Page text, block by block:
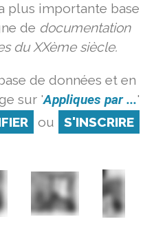
plus importante base
de documentation
du XXème siècle.
de données et en
sur 'Appliques par ...'
ou S'INSCRIRE